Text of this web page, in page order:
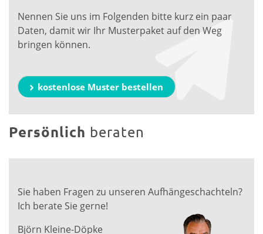
Nennen Sie uns im Folgenden bitte kurz ein paar
Daten, damit wir Ihr Musterpaket auf den Weg
bringen können.
kostenlose Muster bestellen
Persönlich beraten
Sie haben Fragen zu unseren Aufhängeschachteln?
Ich berate Sie gerne!
Björn Kleine-Döpke